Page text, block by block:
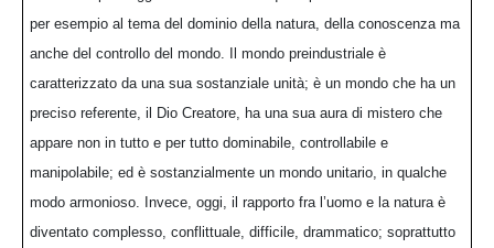
per esempio al tema del dominio della natura, della conoscenza ma
anche del controllo del mondo. Il mondo preindustriale è
caratterizzato da una sua sostanziale unità; è un mondo che ha un
preciso referente, il Dio Creatore, ha una sua aura di mistero che
appare non in tutto e per tutto dominabile, controllabile e
manipolabile; ed è sostanzialmente un mondo unitario, in qualche
modo armonioso. Invece, oggi, il rapporto fra l’uomo e la natura è
diventato complesso, conflittuale, difficile, drammatico; soprattutto